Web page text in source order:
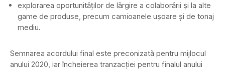
explorarea oportunităților de lărgire a colaborării și la alte
game de produse, precum camioanele ușoare și de tonaj
mediu.
Semnarea acordului final este preconizată pentru mijlocul
anului 2020, iar încheierea tranzacției pentru finalul anului